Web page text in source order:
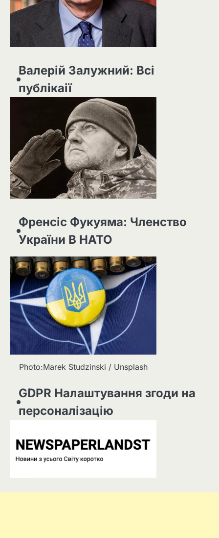
Валерій Залужний: Всі
публікаії
Френсіс Фукуяма: Членство
України В НАТО
Photo:Marek Studzinski / Unsplash
GDPR Налаштування згоди на
персоналізацію